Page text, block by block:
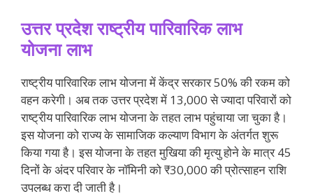
उत्तर प्रदेश राष्ट्रीय पारिवारिक लाभ
योजना लाभ
राष्ट्रीय पारिवारिक लाभ योजना में केंद्र सरकार 50% की रकम को
वहन करेगी। अब तक उत्तर प्रदेश में 13,000 से ज्यादा परिवारों को
राष्ट्रीय पारिवारिक लाभ योजना के तहत लाभ पहुंचाया जा चुका है।
इस योजना को राज्य के सामाजिक कल्याण विभाग के अंतर्गत शुरू
किया गया है। इस योजना के तहत मुखिया की मृत्यु होने के मात्र 45
दिनों के अंदर परिवार के नॉमिनी को ₹30,000 की प्रोत्साहन राशि
उपलब्ध करा दी जाती है।